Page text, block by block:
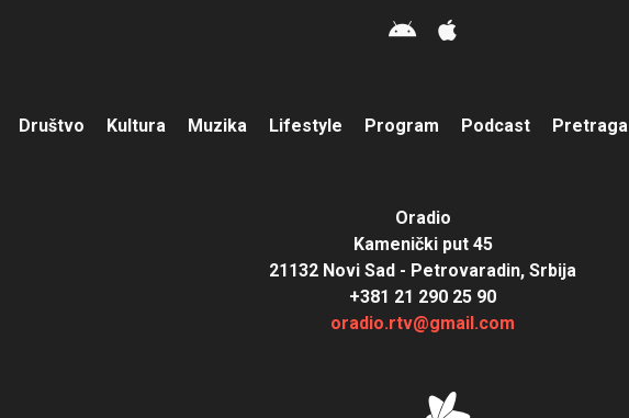
Društvo Kultura Muzika Lifestyle Program Podcast Pretraga
Oradio
Kamenički put 45
21132 Novi Sad - Petrovaradin, Srbija
+381 21 290 25 90
oradio.rtv@gmail.com